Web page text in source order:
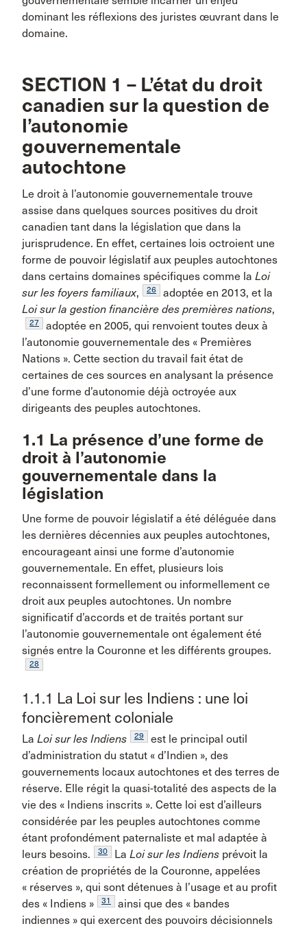
dominant les réflexions des juristes œuvrant dans le
domaine.
SECTION 1 – L’état du droit
canadien sur la question de
l’autonomie
gouvernementale
autochtone
Le droit à l’autonomie gouvernementale trouve
assise dans quelques sources positives du droit
canadien tant dans la législation que dans la
jurisprudence. En effet, certaines lois octroient une
forme de pouvoir législatif aux peuples autochtones
dans certains domaines spécifiques comme la Loi
sur les foyers familiaux, 26
adoptée en 2013, et la
Loi sur la gestion financière des premières nations,
27
adoptée en 2005, qui renvoient toutes deux à
l’autonomie gouvernementale des « Premières
Nations ». Cette section du travail fait état de
certaines de ces sources en analysant la présence
d’une forme d’autonomie déjà octroyée aux
dirigeants des peuples autochtones.
1.1 La présence d’une forme de
droit à l’autonomie
gouvernementale dans la
législation
Une forme de pouvoir législatif a été déléguée dans
les dernières décennies aux peuples autochtones,
encourageant ainsi une forme d’autonomie
gouvernementale. En effet, plusieurs lois
reconnaissent formellement ou informellement ce
droit aux peuples autochtones. Un nombre
significatif d’accords et de traités portant sur
l’autonomie gouvernementale ont également été
signés entre la Couronne et les différents groupes.
28
1.1.1 La Loi sur les Indiens : une loi
foncièrement coloniale
La Loi sur les Indiens 29
est le principal outil
d’administration du statut « d’Indien », des
gouvernements locaux autochtones et des terres de
réserve. Elle régit la quasi-totalité des aspects de la
vie des « Indiens inscrits ». Cette loi est d’ailleurs
considérée par les peuples autochtones comme
étant profondément paternaliste et mal adaptée à
leurs besoins.
30 La Loi sur les Indiens prévoit la
création de propriétés de la Couronne, appelées
« réserves », qui sont détenues à l’usage et au profit
des « Indiens »
31
ainsi que des « bandes
indiennes » qui exercent des pouvoirs décisionnels